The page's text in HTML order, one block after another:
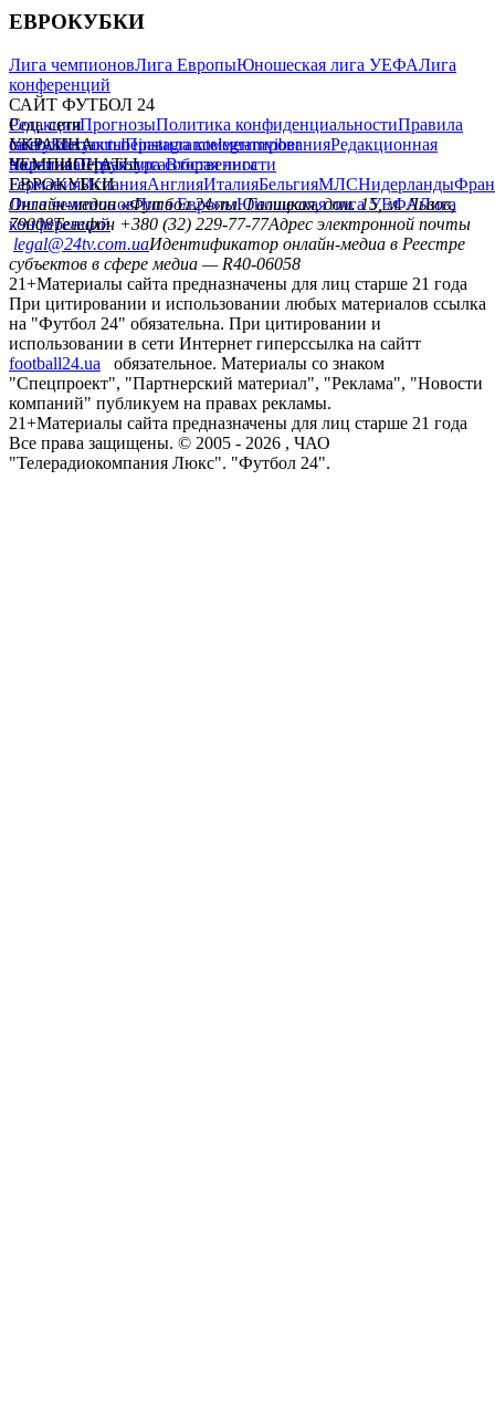
ЕВРОКУБКИ
Лига чемпионовЛига ЕвропыЮношеская лига УЕФАЛига
конференций
САЙТ ФУТБОЛ 24
РедакцияПрогнозыПолитика конфиденциальностиПравила
сайтуКонтактыПравила комментированияРедакционная
политикаСтруктура собственности
Соц. сети
facebookxyoutubeinstagramtelegramviber
УКРАИНА
УкраинаПервая лигаВторая лига
ЧЕМПИОНАТЫ
ГерманияИспанияАнглияИталияБельгияМЛСНидерланды
ЕВРОКУБКИ
Лига чемпионовЛига ЕвропыЮношеская лига УЕФАЛига
конференций
Онлайн-медиа «Футбол 24»пл. Галицкая, дом. 15, м. Львов,
79008Телефон +380 (32) 229-77-77Адрес электронной почты
legal@24tv.com.uaИдентификатор онлайн-медиа в Реестре
субъектов в сфере медиа — R40-06058
21+Материалы сайта предназначены для лиц старше 21 года
При цитировании и использовании любых материалов ссылка
на "Футбол 24" обязательна. При цитировании и
использовании в сети Интернет гиперссылка на сайтт
football24.ua
обязательное. Материалы со знаком
"Спецпроект", "Партнерский материал", "Реклама", "Новости
компаний" публикуем на правах рекламы.
21+Материалы сайта предназначены для лиц старше 21 года
Все права защищены. © 2005 - 2026 , ЧАО
"Телерадиокомпания Люкс". "Футбол 24".